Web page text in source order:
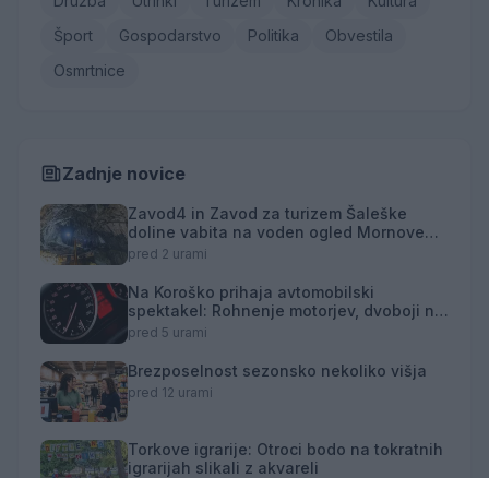
Šport
Gospodarstvo Politika
Obvestila
Osmrtnice
Zadnje novice
Zavod4 in Zavod za turizem Šaleške
doline vabita na voden ogled Mornove
zijalke
pred 2 urami
Na Koroško prihaja avtomobilski
spektakel: Rohnenje motorjev, dvoboji na
progah in atraktivni Car Meet
pred 5 urami
Brezposelnost sezonsko nekoliko višja
pred 12 urami
Torkove igrarije: Otroci bodo na tokratnih
igrarijah slikali z akvareli